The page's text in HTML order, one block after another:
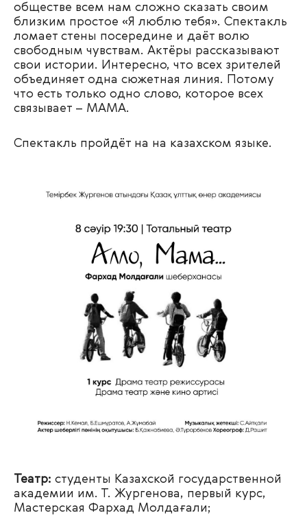
обществе всем нам сложно сказать своим
близким простое «Я люблю тебя». Спектакль
ломает стены посередине и даёт волю
свободным чувствам. Актёры рассказывают
свои истории. Интересно, что всех зрителей
объединяет одна сюжетная линия. Потому
что есть только одно слово, которое всех
связывает – МАМА.
Спектакль пройдёт на на казахском языке.
Театр: студенты Казахской государственной
академии им. Т. Жургенова, первый курс,
Мастерская Фархад Молдағали;